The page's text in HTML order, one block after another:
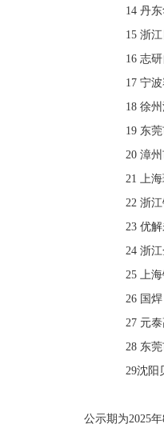
14 丹
15 浙
16 志
17 宁
18 徐
19 东
20 漳
21 上
22 浙
23 优
24 浙
25 上
26 国
27 元
28 东
29沈阳
公示期为2025年8